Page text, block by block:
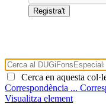
Cerca en aquesta
Correspondència ...
Visualitza element